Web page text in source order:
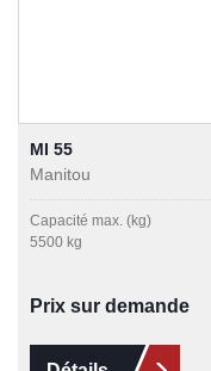
MI 55
Manitou
Capacité max. (kg)
5500 kg
Prix sur demande